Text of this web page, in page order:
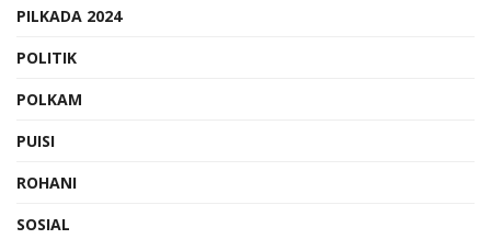
PILKADA 2024
POLITIK
POLKAM
PUISI
ROHANI
SOSIAL